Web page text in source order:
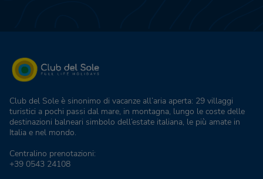
Club del Sole è sinonimo di vacanze all’aria aperta: 29 villaggi
turistici a pochi passi dal mare, in montagna, lungo le coste delle
destinazioni balneari simbolo dell’estate italiana, le più amate in
Italia e nel mondo.
Centralino prenotazioni:
+39 0543 24108